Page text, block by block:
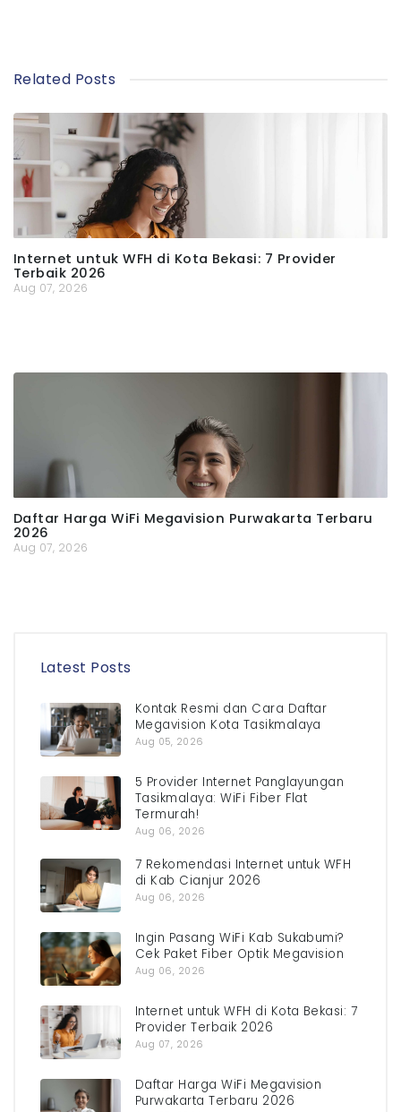
Related Posts
Internet untuk WFH di Kota Bekasi: 7 Provider
Terbaik 2026
Aug 07, 2026
Daftar Harga WiFi Megavision Purwakarta Terbaru
2026
Aug 07, 2026
Latest Posts
Kontak Resmi dan Cara Daftar
Megavision Kota Tasikmalaya
Aug 05, 2026
5 Provider Internet Panglayungan
Tasikmalaya: WiFi Fiber Flat
Termurah!
Aug 06, 2026
7 Rekomendasi Internet untuk WFH
di Kab Cianjur 2026
Aug 06, 2026
Ingin Pasang WiFi Kab Sukabumi?
Cek Paket Fiber Optik Megavision
Aug 06, 2026
Internet untuk WFH di Kota Bekasi: 7
Provider Terbaik 2026
Aug 07, 2026
Daftar Harga WiFi Megavision
Purwakarta Terbaru 2026